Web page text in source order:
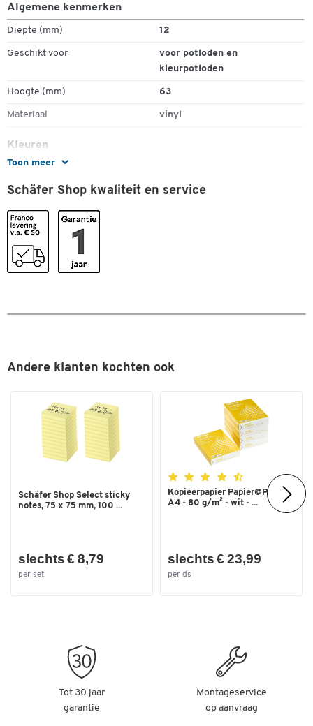
Toon meer
Algemene kenmerken
Diepte (mm) 12
Geschikt voor
voor potloden en
kleurpotloden
Hoogte (mm) 63
Materiaal vinyl
Kleuren
Kleur
Breedte (mm)
Schäfer Shop kwaliteit en service
Andere klanten kochten ook
Schäfer Shop Select sticky
notes, 75 x 75 mm, 100 ...
slechts € 8,79
per set
Kopieerpapier Papier@Print -
A4 - 80 g/m² - wit - ...
slechts € 23,99
per ds
Tot 30 jaar
garantie
Montageservice
op aanvraag